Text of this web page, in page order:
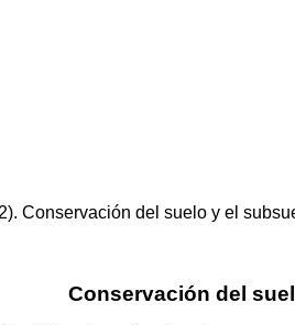
Conservación del suelo y el
Conservación del